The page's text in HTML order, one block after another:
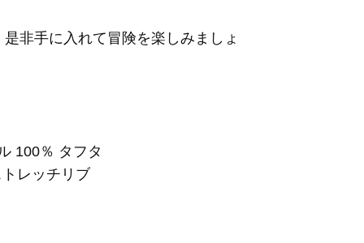
非手に入れて冒険を楽しみましょ
100％ タフタ
レッチリブ